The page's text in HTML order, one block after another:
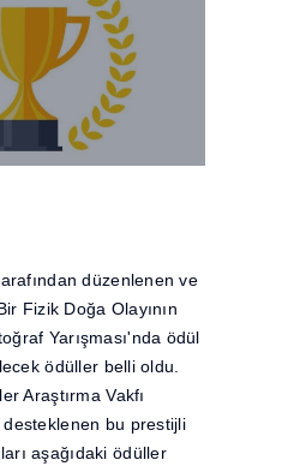
düzenlenen ve
Fizik Doğa Olayının
Yarışması'nda ödül
ödüller belli oldu.
Araştırma Vakfı
desteklenen bu prestijli
aşağıdaki ödüller